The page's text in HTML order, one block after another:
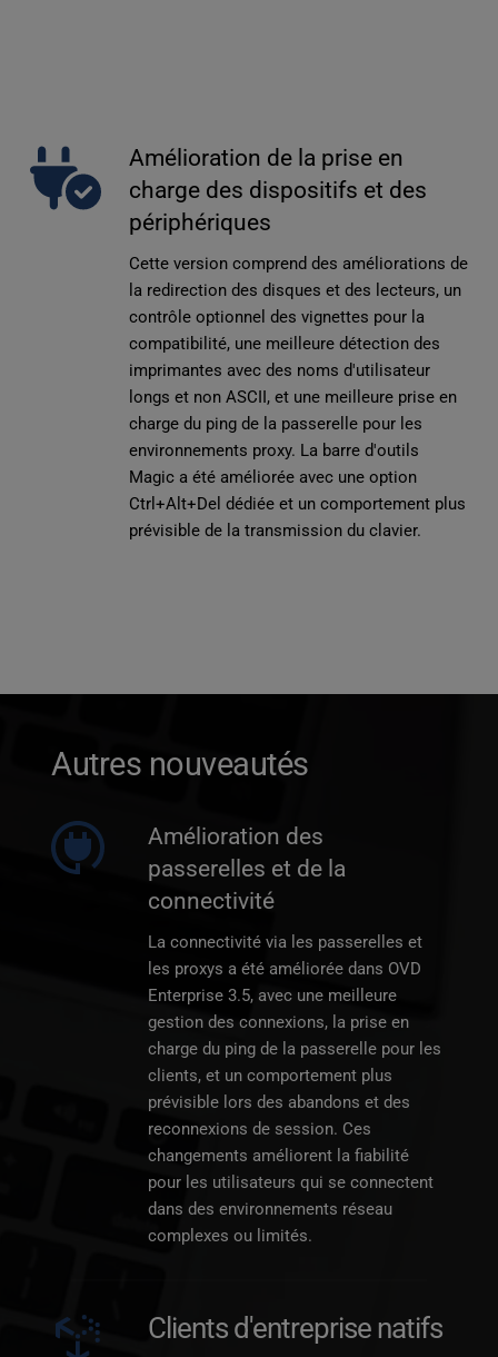
Amélioration de la prise en
charge des dispositifs et des
périphériques
Cette version comprend des améliorations de
la redirection des disques et des lecteurs, un
contrôle optionnel des vignettes pour la
compatibilité, une meilleure détection des
imprimantes avec des noms d'utilisateur
longs et non ASCII, et une meilleure prise en
charge du ping de la passerelle pour les
environnements proxy. La barre d'outils
Magic a été améliorée avec une option
Ctrl+Alt+Del dédiée et un comportement plus
prévisible de la transmission du clavier.
Autres nouveautés
Amélioration des
passerelles et de la
connectivité
La connectivité via les passerelles et
les proxys a été améliorée dans OVD
Enterprise 3.5, avec une meilleure
gestion des connexions, la prise en
charge du ping de la passerelle pour les
clients, et un comportement plus
prévisible lors des abandons et des
reconnexions de session. Ces
changements améliorent la fiabilité
pour les utilisateurs qui se connectent
dans des environnements réseau
complexes ou limités.
Clients d'entreprise natifs